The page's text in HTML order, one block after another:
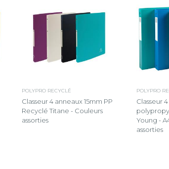
POLYPRO RECYCLÉ
Classeur 4 anneaux 15mm PP
Recyclé Titane - Couleurs
assorties
POLYPRO
Classeur
Young -
assorties